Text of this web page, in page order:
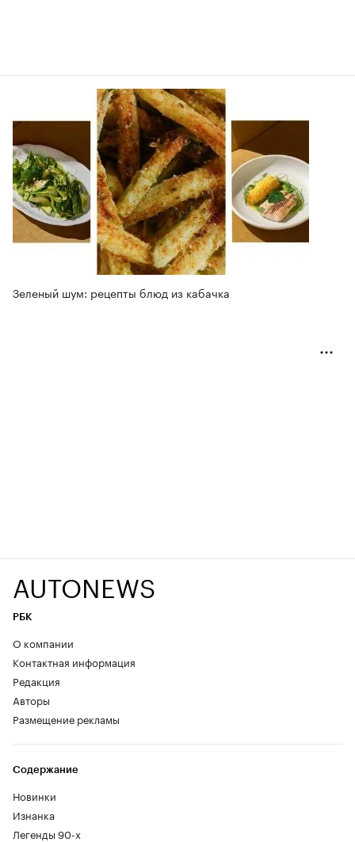
Зеленый шум: рецепты блюд из кабачка
AUTONEWS
РБК
О компании
Контактная информация
Редакция
Авторы
Размещение рекламы
Содержание
Новинки
Изнанка
Легенды 90-х